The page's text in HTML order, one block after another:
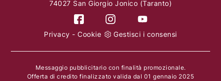
74027 San Giorgio Jonico (Taranto)
Privacy -Cookie Gestisci i consensi
Messaggio pubblicitario con finalità promozionale.
Offerta di credito finalizzato valida dal 01 gennaio 2025